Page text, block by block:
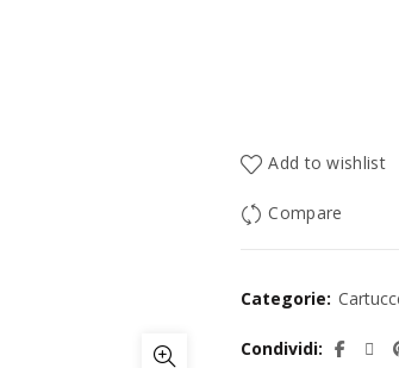
Add to wishlist
Compare
Categorie:
Condividi